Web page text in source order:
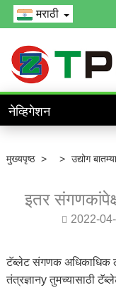
मराठी
नेव्हिगेशन
मुख्यपृष्ठ > > उद्योग बातम्या
इतर
2022-
टॅब्लेट संगणक अधिकाधिक
तंत्रज्ञानy तुमच्यासाठी